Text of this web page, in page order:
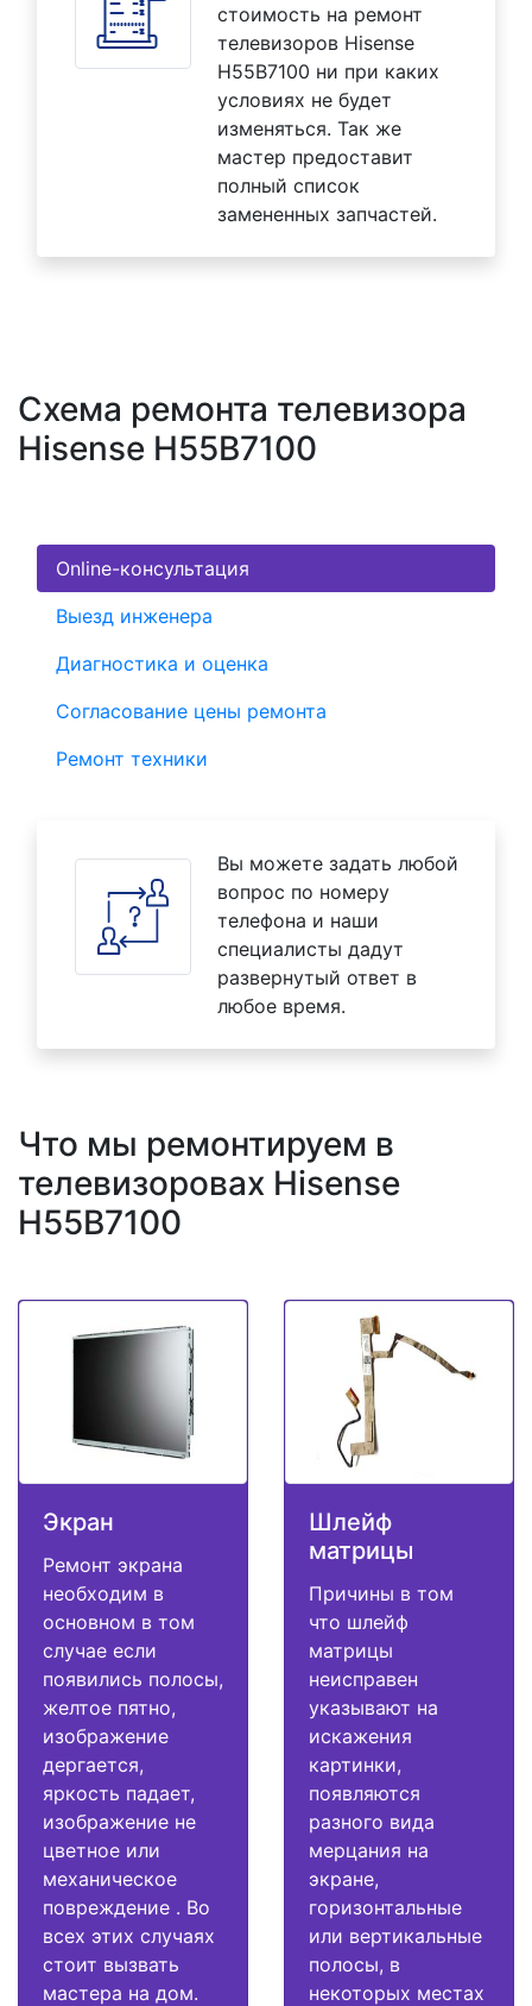
стоимость на ремонт
телевизоров Hisense
H55B7100 ни при каких
условиях не будет
изменяться. Так же
мастер предоставит
полный список
замененных запчастей.
Схема ремонта телевизора
Hisense H55B7100
Online-консультация
Выезд инженера
Диагностика и оценка
Согласование цены ремонта
Ремонт техники
Вы можете задать любой
вопрос по номеру
телефона и наши
специалисты дадут
развернутый ответ в
любое время.
Что мы ремонтируем в
телевизоровах Hisense
H55B7100
Экран
Ремонт экрана
необходим в
основном в том
случае если
появились полосы,
желтое пятно,
изображение
дергается,
яркость падает,
изображение не
цветное или
механическое
повреждение . Во
всех этих случаях
стоит вызвать
мастера на дом.
Шлейф
матрицы
Причины в том
что шлейф
матрицы
неисправен
указывают на
искажения
картинки,
появляются
разного вида
мерцания на
экране,
горизонтальные
или вертикальные
полосы, в
некоторых местах